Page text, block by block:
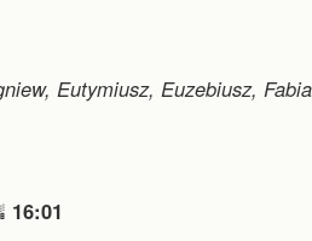
Eutymiusz, Euzebiusz,
16:01